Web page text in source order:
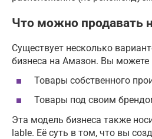
Что можно продавать
Существует несколько
бизнеса на Амазон. Вы можете
Товары собственного
Товары под своим
Эта модель бизнеса также
lable. Её суть в том, что вы